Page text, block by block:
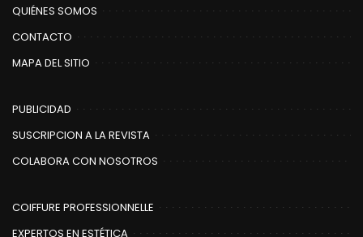
QUIÉNES SOMOS
CONTACTO
MAPA DEL SITIO
PUBLICIDAD
SUSCRIPCION A LA REVISTA
COLABORA CON NOSOTROS
COIFFURE PROFESSIONNELLE
EXPERTOS EN ESTÉTICA